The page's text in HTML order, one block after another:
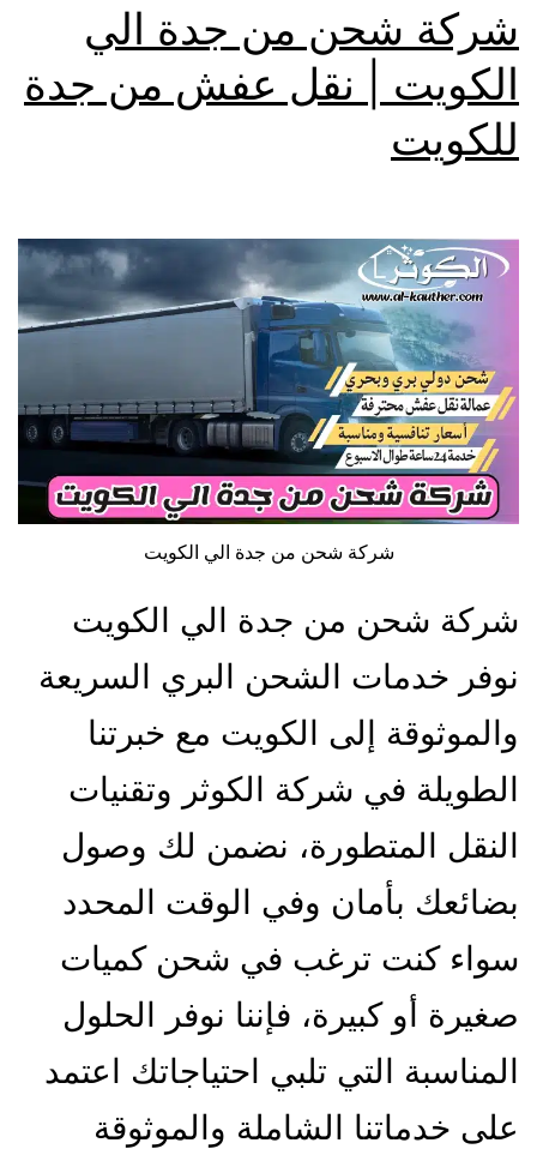
شركة شحن من جدة الي
الكويت | نقل عفش من جدة
للكويت
شركة شحن من جدة الي الكويت
شركة شحن من جدة الي الكويت
نوفر خدمات الشحن البري السريعة
والموثوقة إلى الكويت مع خبرتنا
الطويلة في شركة الكوثر وتقنيات
النقل المتطورة، نضمن لك وصول
بضائعك بأمان وفي الوقت المحدد
سواء كنت ترغب في شحن كميات
صغيرة أو كبيرة، فإننا نوفر الحلول
المناسبة التي تلبي احتياجاتك اعتمد
على خدماتنا الشاملة والموثوقة